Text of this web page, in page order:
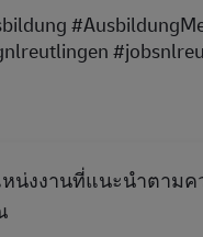
น่งงานที่แนะนำตามค